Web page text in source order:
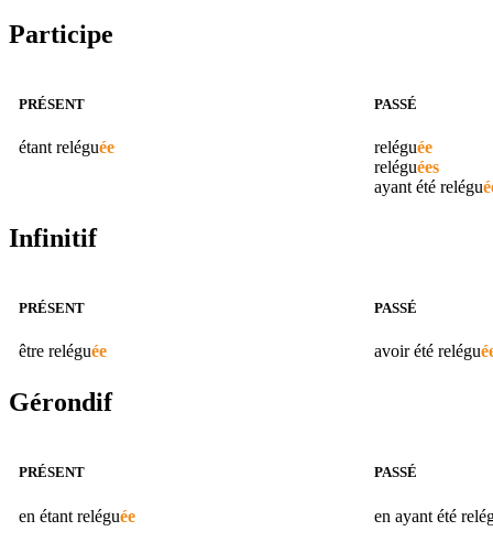
Participe
PRÉSENT
étant reléguée
PASSÉ
reléguée
reléguées
ayant été relégu
Infinitif
PRÉSENT
être reléguée
PASSÉ
avoir été relégu
Gérondif
PRÉSENT
en étant reléguée
PASSÉ
en ayant été